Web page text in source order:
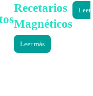
Recetarios
Magnéticos
Leer más
Leer